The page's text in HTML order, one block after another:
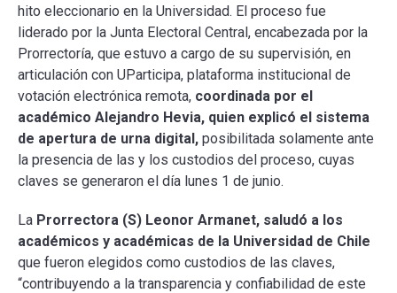
hito eleccionario en la Universidad. El proceso fue
liderado por la Junta Electoral Central, encabezada por la
Prorrectoría, que estuvo a cargo de su supervisión, en
articulación con UParticipa, plataforma institucional de
votación electrónica remota, coordinada por el
académico Alejandro Hevia, quien explicó el sistema
de apertura de urna digital, posibilitada solamente ante
la presencia de las y los custodios del proceso, cuyas
claves se generaron el día lunes 1 de junio.
La Prorrectora (S) Leonor Armanet, saludó a los
académicos y académicas de la Universidad de Chile
que fueron elegidos como custodios de las claves,
“contribuyendo a la transparencia y confiabilidad de este